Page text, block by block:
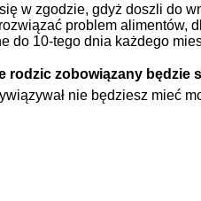
w zgodzie, gdyż doszli do
problem alimentów,
do 10-tego dnia każdego
zobowiązany będzie
nie będziesz mieć